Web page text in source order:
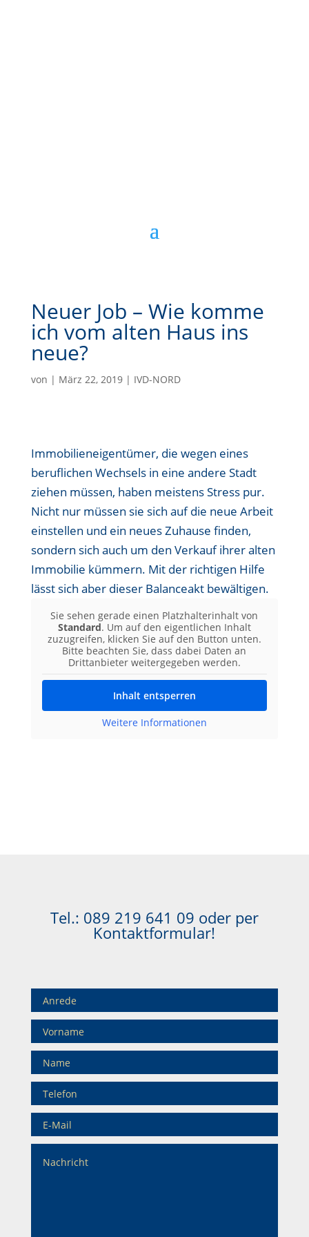
Neuer Job – Wie komme
ich vom alten Haus ins
neue?
von | März 22, 2019| IVD-NORD
Immobilieneigentümer, die wegen eines
beruflichen Wechsels in eine andere Stadt
ziehen müssen, haben meistens Stress pur.
Nicht nur müssen sie sich auf die neue Arbeit
einstellen und ein neues Zuhause finden,
sondern sich auch um den Verkauf ihrer alten
Immobilie kümmern. Mit der richtigen Hilfe
lässt sich aber dieser Balanceakt bewältigen.
Sie sehen gerade einen Platzhalterinhalt von
Standard. Um auf den eigentlichen Inhalt
zuzugreifen, klicken Sie auf den Button unten.
Bitte beachten Sie, dass dabei Daten an
Drittanbieter weitergegeben werden.
Inhalt entsperren
Weitere Informationen
Tel.: 089 219 641 09 oder per
Kontaktformular!